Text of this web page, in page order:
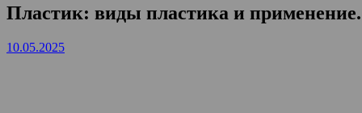
Пластик: виды пластика и применение.
10.05.2025